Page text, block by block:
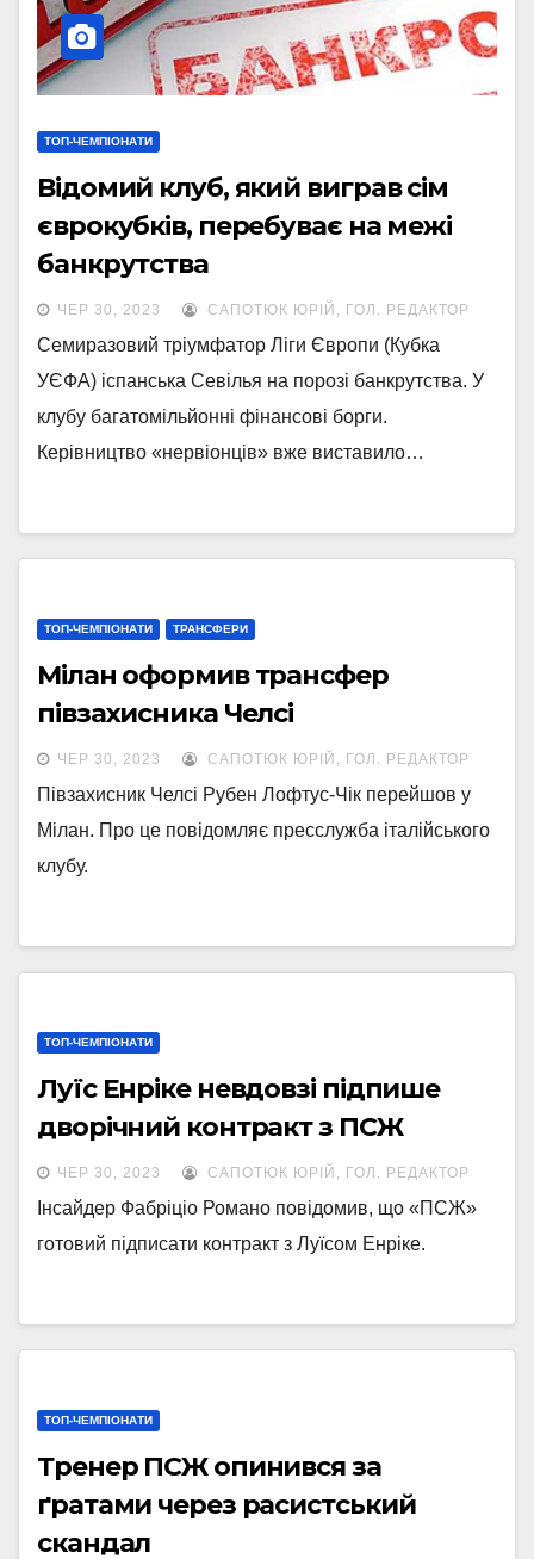
ТОП-ЧЕМПІОНАТИ
Відомий клуб, який виграв сім
єврокубків, перебуває на межі
банкрутства
ЧЕР 30, 2023 САПОТЮК ЮРІЙ, ГОЛ. РЕДАКТОР
Семиразовий тріумфатор Ліги Європи (Кубка
УЄФА) іспанська Севілья на порозі банкрутства. У
клубу багатомільйонні фінансові борги.
Керівництво «нервіонців» вже виставило…
ТОП-ЧЕМПІОНАТИ ТРАНСФЕРИ
Мілан оформив трансфер
півзахисника Челсі
ЧЕР 30, 2023 САПОТЮК ЮРІЙ, ГОЛ. РЕДАКТОР
Півзахисник Челсі Рубен Лофтус-Чік перейшов у
Мілан. Про це повідомляє пресслужба італійського
клубу.
ТОП-ЧЕМПІОНАТИ
Луїс Енріке невдовзі підпише
дворічний контракт з ПСЖ
ЧЕР 30, 2023 САПОТЮК ЮРІЙ, ГОЛ. РЕДАКТОР
Інсайдер Фабріціо Романо повідомив, що «ПСЖ»
готовий підписати контракт з Луїсом Енріке.
ТОП-ЧЕМПІОНАТИ
Тренер ПСЖ опинився за
ґратами через расистський
скандал